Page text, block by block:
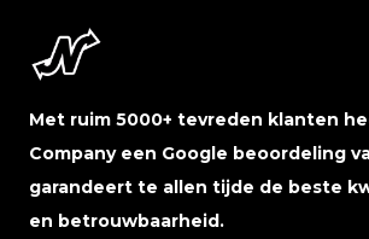
Met ruim 5000+ tevreden klanten
Company een Google beoordeling
garandeert te allen tijde de beste
en betrouwbaarheid.